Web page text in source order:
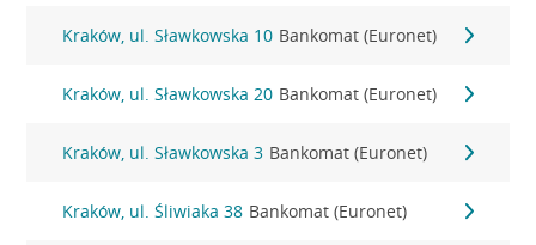
Kraków, ul. Sławkowska 10 Bankomat (Euronet)
Kraków, ul. Sławkowska 20 Bankomat (Euronet)
Kraków, ul. Sławkowska 3 Bankomat (Euronet)
Kraków, ul. Śliwiaka 38 Bankomat (Euronet)